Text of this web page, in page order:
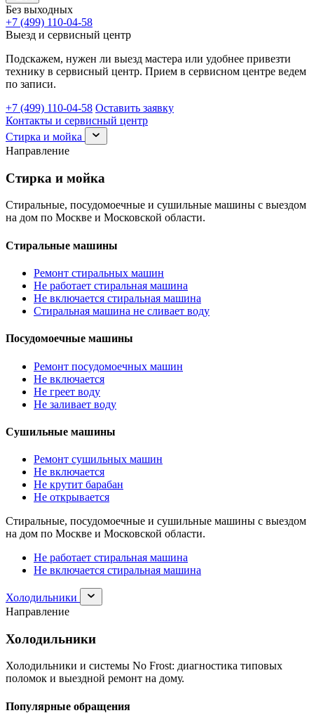
Открыть
меню
услуг
Без выходных
+7 (499) 110-04-58
Выезд и сервисный центр
Подскажем, нужен ли выезд мастера или удобнее привезти
технику в сервисный центр. Прием в сервисном центре ведем
по записи.
+7 (499) 110-04-58 Оставить заявку
Контакты и сервисный центр
Стирка и мойка
Раскрыть
раздел
мойка
Направление
Стирка и мойка
Стиральные, посудомоечные и сушильные машины с выездом
на дом по Москве и Московской области.
Стиральные машины
Ремонт стиральных машин
Не работает стиральная машина
Не включается стиральная машина
Стиральная машина не сливает воду
Посудомоечные машины
Ремонт посудомоечных машин
Не включается
Не греет воду
Не заливает воду
Сушильные машины
Ремонт сушильных машин
Не включается
Не крутит барабан
Не открывается
Стиральные, посудомоечные и сушильные машины с выездом
на дом по Москве и Московской области.
Не работает стиральная машина
Не включается стиральная машина
Холодильники
Раскрыть
раздел
Направление
Холодильники
Холодильники и системы No Frost: диагностика типовых
поломок и выездной ремонт на дому.
Популярные обращения